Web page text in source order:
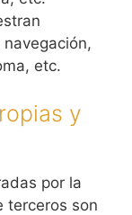
etc.
y
por la
terceros son